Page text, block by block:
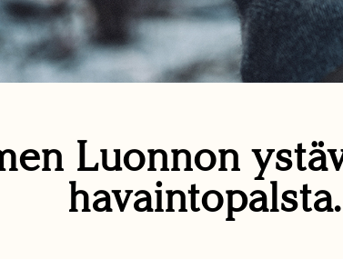
Luonnon
havaintopalsta.